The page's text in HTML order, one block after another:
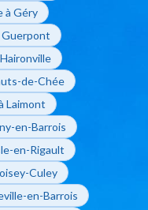
à Géry
Guerpont
de-Chée
Laimont
en-Barrois
en-Rigault
Culey
en-Barrois